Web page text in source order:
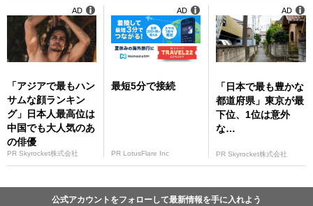
「アジアで最もハン
サムな顔ランキン
グ」日本人最高位は
中国でも大人気のあ
の俳優
PR Skyrocket株式会社
AD
最短5分で接続
PR LotusFlare Inc
AD
「日本で最も豊かな
都道府県」東京が最
下位、1位は意外
な…
PR Skyrocket株式会社
AD
公式アカウントをフォローして最新情報を手に入れよう